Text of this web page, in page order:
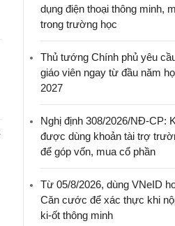
dụng điện thoại thông minh,
trong trường học
Thủ tướng Chính phủ yêu
giáo viên ngay từ đầu năm
2027
Nghị định 308/2026/NĐ-CP:
được dùng khoản tài trợ
để góp vốn, mua cổ phần
Từ 05/8/2026, dùng VNeID
Căn cước để xác thực khi
ki-ốt thông minh